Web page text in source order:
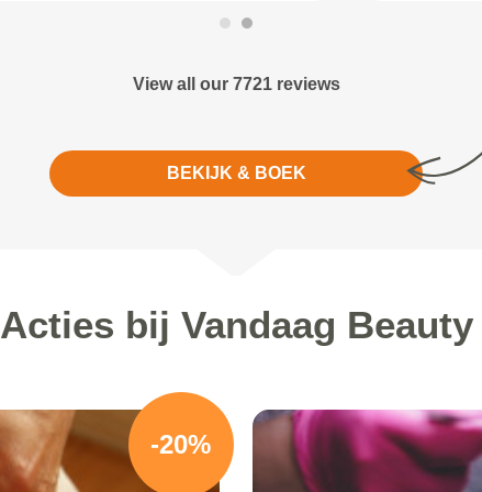
View all our 7721 reviews
BEKIJK & BOEK
Acties bij Vandaag Beauty
-20%